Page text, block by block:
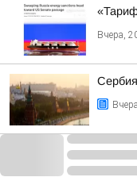
Вчера,